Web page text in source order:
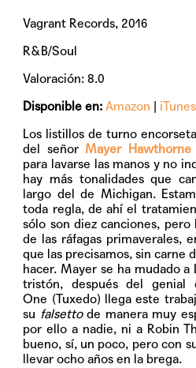
Vagrant Records, 2016
R&B/Soul
Valoración: 8.0
Disponible en: Amazon
iTunes
Los listillos de turno
del señorMayer Hawthorne
para lavarse las manos y no
hay más tonalidades que
largo del de Michigan.
toda regla, de ahí el
sólo son diez canciones,
de las ráfagas primaverales,
que las precisamos, sin carne
hacer. Mayer se ha mudado a
tristón, después del genial
One (Tuxedo) llega este
su falsettode manera muy
por ello a nadie, ni a Robin
bueno, sí, un poco, pero con
llevar ocho años en la brega.